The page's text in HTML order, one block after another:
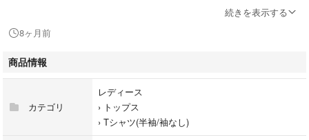
身幅：約48cm
着丈：約58cm
【商品説明】
RNAの「ACID IN THE RAINBOW LOVES」プリントTシャツです。
続きを表示する
8ヶ月前
商品情報
カテゴリ
レディース
› トップス
› Tシャツ(半袖/袖なし)